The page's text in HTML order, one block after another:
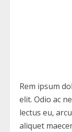
Rem ipsum
elit. Odio ac
lectus eu,
aliquet